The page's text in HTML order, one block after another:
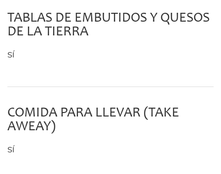
TABLAS DE EMBUTIDOS Y QUESOS
DE LA TIERRA
SÍ
COMIDA PARA LLEVAR (TAKE
AWEAY)
SÍ